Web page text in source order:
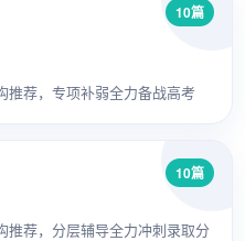
10篇
推荐，专项补弱全力备战高考
10篇
推荐，分层辅导全力冲刺录取分